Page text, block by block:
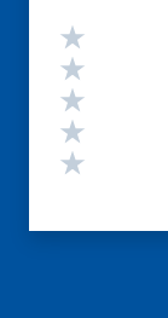
Valutazione